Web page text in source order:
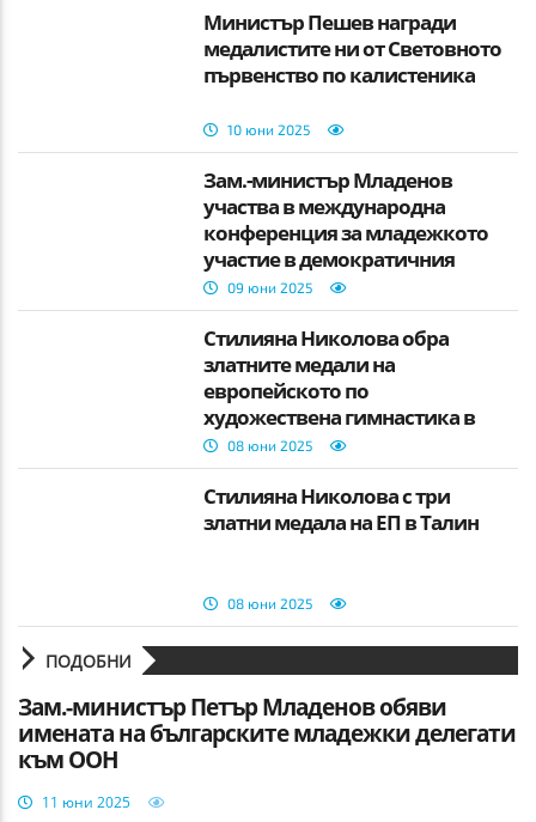
Министър Пешев награди
медалистите ни от Световното
първенство по калистеника
10 юни 2025
Зам.-министър Младенов
участва в международна
конференция за младежкото
участие в демократичния
живо
09 юни 2025
Стилияна Николова обра
златните медали на
европейското по
художествена гимнастика в
Талин
08 юни 2025
Стилияна Николова с три
златни медала на ЕП в Талин
08 юни 2025
ПОДОБНИ
Зам.-министър Петър Младенов обяви
имената на българските младежки делегати
към ООН
11 юни 2025